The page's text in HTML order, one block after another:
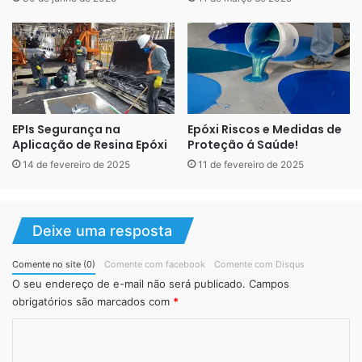
profundidade. As imagens podem ser impressas em alta
resolução, geralmente em adesivos ou telas de vinil, que
são cuidadosamente posicionados antes de aplicar a
camada final de resina transparente.
Composição do Porcelanato
EPIs Segurança na
Aplicação de Resina Epóxi
14 de fevereiro de 2025
Epóxi Riscos e Medidas de
Proteção á Saúde!
11 de fevereiro de 2025
Deixe uma resposta
Comente no site (0) Comente com facebook Comente com Disqus
O seu endereço de e-mail não será publicado. Campos
obrigatórios são marcados com *